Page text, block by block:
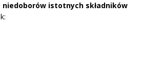
niedoborów istotnych składników